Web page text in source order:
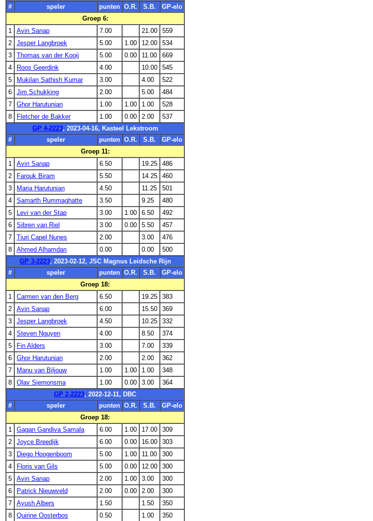
#
speler punten O.R. S.B.
GP-elo
Groep 6:
1
Avin Sanap 7.00 21.00
559
2
Jesper Langbroek 5.00 1.00 12.00
534
3
Thomas van der Kooij 5.00 0.00 11.00
669
4
Roos Geerdink 4.00 10.00
545
5
Mukilan Sathish Kumar 3.00 4.00
522
6
Jim Schukking 2.00 5.00
484
7
Ghor Harutunian 1.00 1.00 1.00
528
8
Fletcher de Bakker 1.00 0.00 2.00
537
GP 4-2223, 2023-04-16, Kasteel Lekstroom
#
speler punten O.R. S.B.
GP-elo
Groep 11:
1
Avin Sanap 6.50 19.25
486
2
Farouk Biram 5.50 14.25
460
3
Maria Harutunian 4.50 11.25
501
4
Samarth Rummaghatte 3.50 9.25
480
5
Levi van der Stap 3.00 1.00 6.50
492
6
Sibren van Riel 3.00 0.00 5.50
457
7
Tiuri Capel Nunes 2.00 3.00
476
8
Ahmed Alhamdan 0.00 0.00
500
GP 3-2223, 2023-02-12, JSC Magnus Leidsche Rijn
#
speler punten O.R. S.B.
GP-elo
Groep 18:
1
Carmen van den Berg 6.50 19.25
383
2
Avin Sanap 6.00 15.50
369
3
Jesper Langbroek 4.50 10.25
332
4
Steven Nguyen 4.00 8.50
374
5
Fin Alders 3.00 7.00
339
6
Ghor Harutunian 2.00 2.00
362
7
Manu van Biljouw 1.00 1.00 1.00
348
8
Olav Siemonsma 1.00 0.00 3.00
364
GP 2-2223, 2022-12-11, DBC
#
speler punten O.R. S.B.
GP-elo
Groep 18:
1
Gagan Gandiva Samala 6.00 1.00 17.00
309
2
Joyce Breedijk 6.00 0.00 16.00
303
3
Diego Hoogenboom 5.00 1.00 11.00
300
4
Floris van Gils 5.00 0.00 12.00
300
5
Avin Sanap 2.00 1.00 3.00
300
6
Patrick Nieuwveld 2.00 0.00 2.00
300
7
Ayush Albers 1.50 1.50
350
8
Quirine Oosterbos 0.50 1.00 350